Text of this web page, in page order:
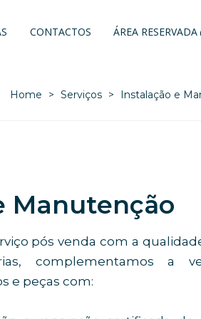
CONTACTOS ÁREA RESERVADA
Home Serviços Instalação e
Manutenção
pós venda com a
complementamos a
e peças com: